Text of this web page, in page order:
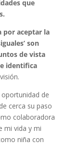
que
por aceptar la
son
de vista
identifica
de
cerca su paso
colaboradora
mi vida y mi
niña con